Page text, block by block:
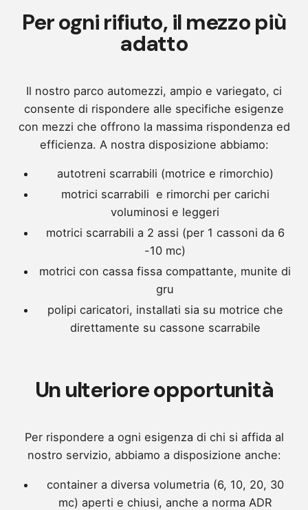
Per ogni rifiuto, il mezzo più
adatto
Il nostro parco automezzi, ampio e variegato, ci
consente di rispondere alle specifiche esigenze
con mezzi che offrono la massima rispondenza ed
efficienza. A nostra disposizione abbiamo:
autotreni scarrabili (motrice e rimorchio)
motrici scarrabili e rimorchi per carichi
voluminosi e leggeri
motrici scarrabili a 2 assi (per 1 cassoni da 6
-10 mc)
motrici con cassa fissa compattante, munite di
gru
polipi caricatori, installati sia su motrice che
direttamente su cassone scarrabile
Un ulteriore opportunità
Per rispondere a ogni esigenza di chi si affida al
nostro servizio, abbiamo a disposizione anche:
container a diversa volumetria (6, 10, 20, 30
mc) aperti e chiusi, anche a norma ADR